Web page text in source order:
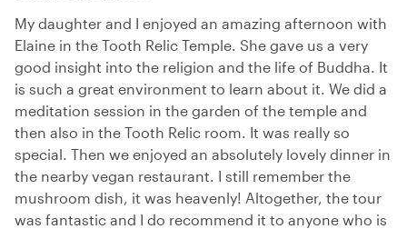
My daughter and I enjoyed an amazing afternoon with
Elaine in the Tooth Relic Temple. She gave us a very
good insight into the religion and the life of Buddha. It
is such a great environment to learn about it. We did a
meditation session in the garden of the temple and
then also in the Tooth Relic room. It was really so
special. Then we enjoyed an absolutely lovely dinner in
the nearby vegan restaurant. I still remember the
mushroom dish, it was heavenly! Altogether, the tour
was fantastic and I do recommend it to anyone who is